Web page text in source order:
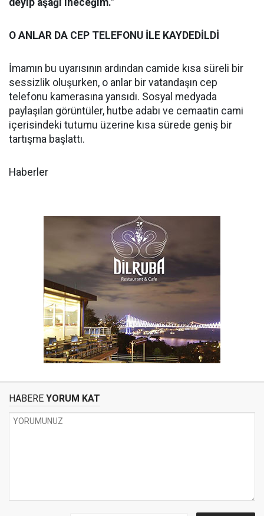
deyip aşağı ineceğim."
O ANLAR DA CEP TELEFONU İLE KAYDEDİLDİ
İmamın bu uyarısının ardından camide kısa süreli bir
sessizlik oluşurken, o anlar bir vatandaşın cep
telefonu kamerasına yansıdı. Sosyal medyada
paylaşılan görüntüler, hutbe adabı ve cemaatin cami
içerisindeki tutumu üzerine kısa sürede geniş bir
tartışma başlattı.
Haberler
HABERE YORUM KAT